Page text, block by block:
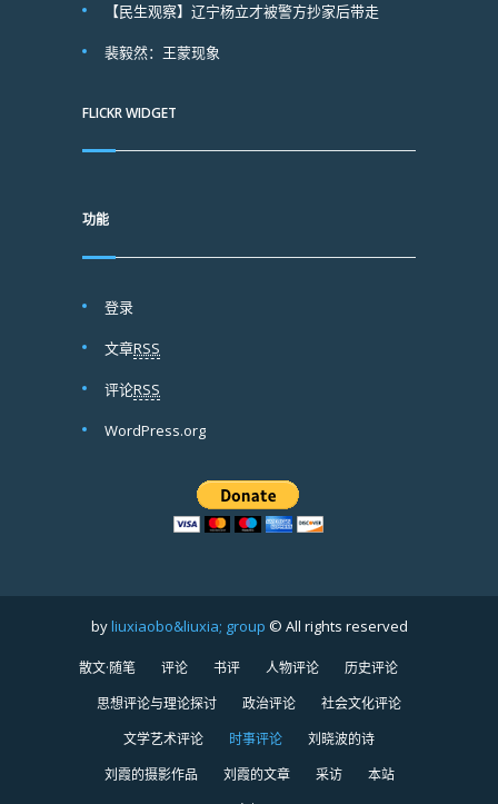
【民生观察】辽宁杨立才被警方抄家后带走
裴毅然：王蒙现象
FLICKR WIDGET
功能
登录
文章RSS
评论RSS
WordPress.org
byliuxiaobo&liuxia; group © All rights reserved
散文·随笔 评论 书评 人物评论
历史评论
思想评论与理论探讨
政治评论
社会文化评论
文学艺术评论
时事评论
刘晓波的诗
刘霞的摄影作品
刘霞的文章 采访
本站